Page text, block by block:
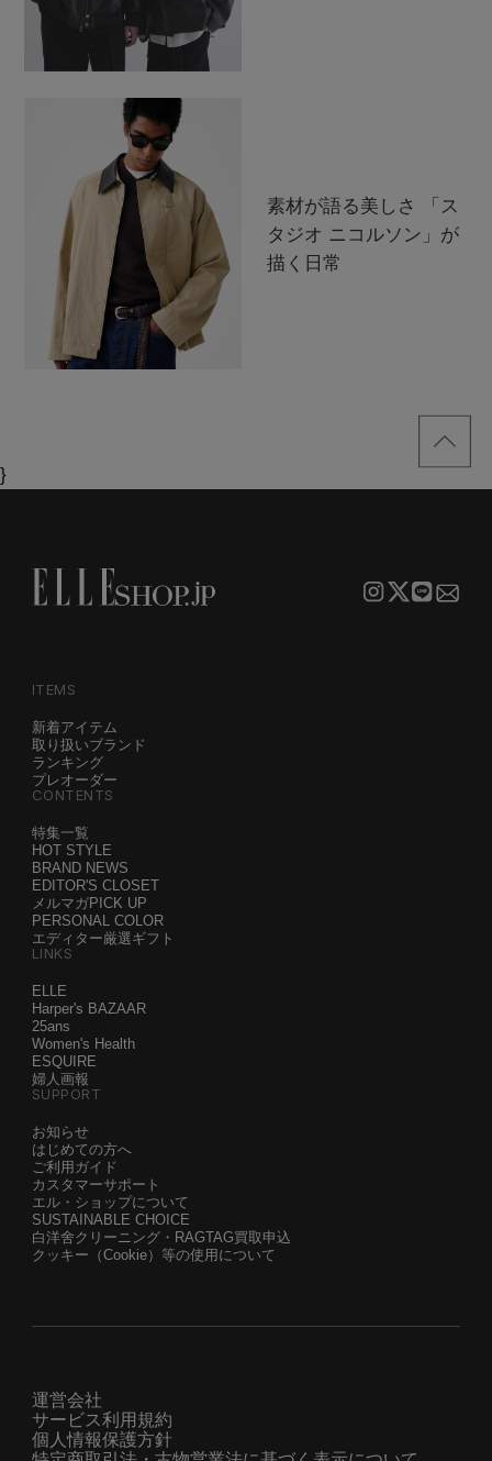
素材が語る美しさ 「ス
タジオ ニコルソン」が
描く日常
}
ITEMS
新着アイテム
取り扱いブランド
ランキング
プレオーダー
CONTENTS
特集一覧
HOT STYLE
BRAND NEWS
EDITOR'S CLOSET
メルマガPICK UP
PERSONAL COLOR
エディター厳選ギフト
LINKS
ELLE
Harper's BAZAAR
25ans
Women's Health
ESQUIRE
婦人画報
SUPPORT
お知らせ
はじめての方へ
ご利用ガイド
カスタマーサポート
エル・ショップについて
SUSTAINABLE CHOICE
白洋舍クリーニング・RAGTAG買取申込
クッキー（Cookie）等の使用について
運営会社
サービス利用規約
個人情報保護方針